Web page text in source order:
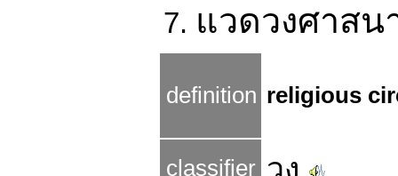
7. แวดวงศาสน
definition religious
classifier วง